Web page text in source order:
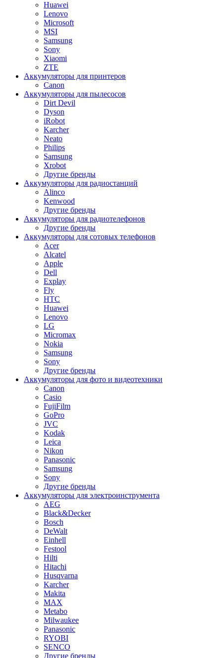
Huawei
Lenovo
Microsoft
MSI
Samsung
Sony
Xiaomi
ZTE
Аккумуляторы для принтеров
Canon
Аккумуляторы для пылесосов
Dirt Devil
Dyson
iRobot
Karcher
Neato
Philips
Samsung
Xrobot
Другие бренды
Аккумуляторы для радиостанций
Alinco
Kenwood
Другие бренды
Аккумуляторы для радиотелефонов
Другие бренды
Аккумуляторы для сотовых телефонов
Acer
Alcatel
Apple
Dell
Explay
Fly
HTC
Huawei
Lenovo
LG
Micromax
Nokia
Samsung
Sony
Другие бренды
Аккумуляторы для фото и видеотехники
Canon
Casio
FujiFilm
GoPro
JVC
Kodak
Leica
Nikon
Panasonic
Samsung
Sony
Другие бренды
Аккумуляторы для электроинструмента
AEG
Black&Decker
Bosch
DeWalt
Einhell
Festool
Hilti
Hitachi
Husqvarna
Karcher
Makita
MAX
Metabo
Milwaukee
Panasonic
RYOBI
SENCO
Другие бренды